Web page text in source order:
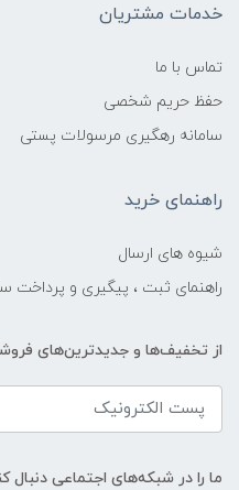
خدمات مشتریان
تماس با ما
حفظ حریم شخصی
سامانه رهگیری مرسولات پستی
راهنمای خرید
شیوه های ارسال
راهنمای ثبت ، پیگیری و پرداخت
از تخفیف‌ها و جدیدترین‌های
ما را در شبکه‌های اجتماعی دنبال